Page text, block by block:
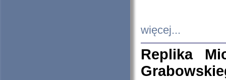
więcej...
Replika